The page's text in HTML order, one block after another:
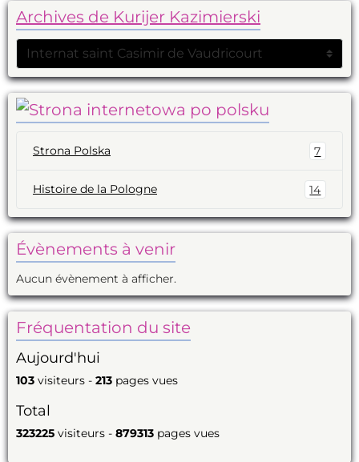
Archives de Kurijer Kazimierski
Strona Polska 7
Histoire de la Pologne 14
Évènements à venir
Aucun évènement à afficher.
Fréquentation du site
Aujourd'hui
103 visiteurs - 213 pages vues
Total
323225 visiteurs - 879313 pages vues